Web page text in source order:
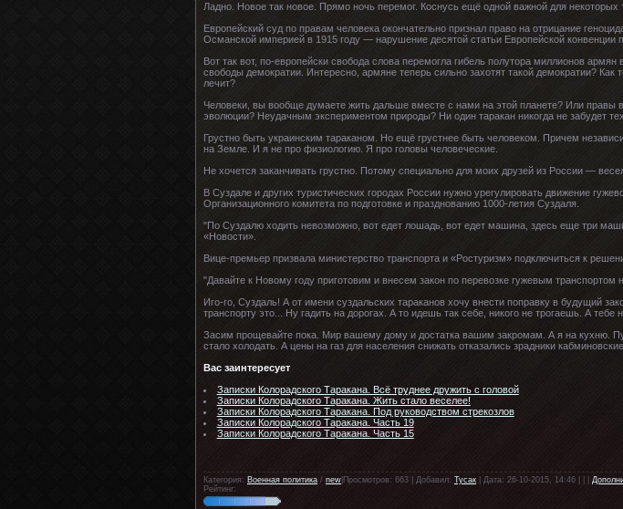
Ладно. Новое так новое. Прямо ночь перемог. Коснусь ещё одной важной для некоторых
Европейский суд по правам человека окончательно признал право на отрицание
Османской империей в 1915 году — нарушение десятой статьи Европейской конвенции
Вот так вот, по-европейски свобода слова перемогла гибель полутора миллионов
свободы демократии. Интересно, армяне теперь сильно захотят такой демократии?
лечит?
Человеки, вы вообще думаете жить дальше вместе с нами на этой планете? Или правы
эволюции? Неудачным экспериментом природы? Ни один таракан никогда не забудет
Грустно быть украинским тараканом. Но ещё грустнее быть человеком. Причем
на Земле. И я не про физиологию. Я про головы человеческие.
Не хочется заканчивать грустно. Потому специально для моих друзей из России —
В Суздале и других туристических городах России нужно урегулировать движение
Организационного комитета по подготовке и празднованию 1000-летия Суздаля.
"По Суздалю ходить невозможно, вот едет лошадь, вот едет машина, здесь еще три
«Новости».
Вице-премьер призвала министерство транспорта и «Ростуризм» подключиться к
"Давайте к Новому году приготовим и внесем закон по перевозке гужевым транспортом
Иго-го, Суздаль! А от имени суздальских тараканов хочу внести поправку в будущий
транспорту это... Ну гадить на дорогах. А то идешь так себе, никого не трогаешь. А
Засим прощевайте пока. Мир вашему дому и достатка вашим закромам. А я на кухню.
стало холодать. А цены на газ для населения снижать отказались зрадники
Вас заинтересует
Записки Колорадского Таракана. Всё труднее дружить с головой
Записки Колорадского Таракана. Жить стало веселее!
Записки Колорадского Таракана. Под руководством стрекозлов
Записки Колорадского Таракана. Часть 19
Записки Колорадского Таракана. Часть 15
Категория: Военная политика / new |Просмотров: 663 | Добавил: Тусак | Дата: 26-10-2015, 14:46 | | |
Рейтинг: